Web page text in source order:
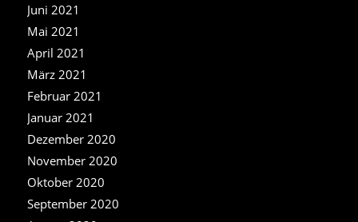
Juni 2021
Mai 2021
April 2021
März 2021
Februar 2021
Januar 2021
Dezember 2020
November 2020
Oktober 2020
September 2020